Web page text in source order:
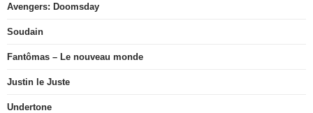
Avengers: Doomsday
Soudain
Fantômas – Le nouveau monde
Justin le Juste
Undertone